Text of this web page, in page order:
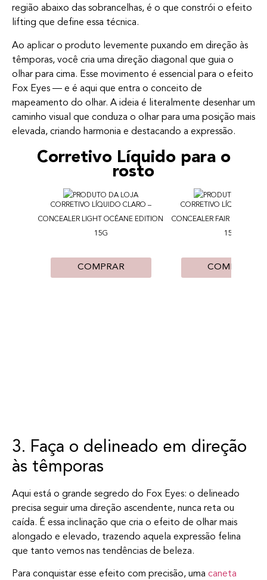
região abaixo das sobrancelhas, é o que constrói o efeito
lifting que define essa técnica.
Ao aplicar o produto levemente puxando em direção às
têmporas, você cria uma direção diagonal que guia o
olhar para cima. Esse movimento é essencial para o efeito
Fox Eyes — e é aqui que entra o conceito de
mapeamento do olhar. A ideia é literalmente desenhar um
caminho visual que conduza o olhar para uma posição mais
elevada, criando harmonia e destacando a expressão.
Corretivo Líquido para o
rosto
CORRETIVO LÍQUIDO CLARO –
CONCEALER LIGHT OCÉANE EDITION
15G
COMPRAR
CORRETIVO LÍQUIDO
CONCEALER FAIR OCÉANE
15G
COMPRAR
3. Faça o delineado em direção
às têmporas
Aqui está o grande segredo do Fox Eyes: o delineado
precisa seguir uma direção ascendente, nunca reta ou
caída. É essa inclinação que cria o efeito de olhar mais
alongado e elevado, trazendo aquela expressão felina
que tanto vemos nas tendências de beleza.
Para conquistar esse efeito com precisão, uma caneta